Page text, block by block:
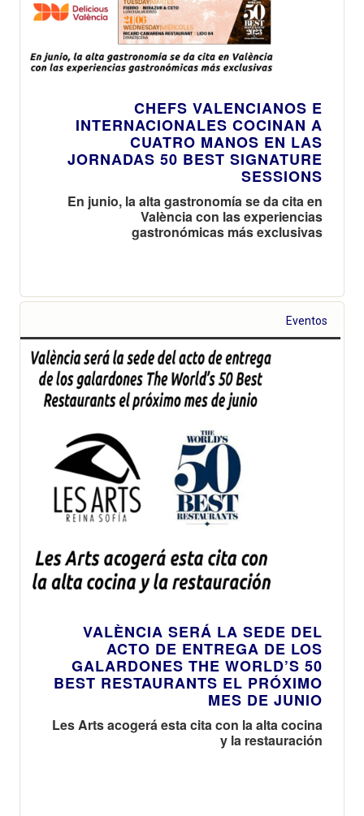
CHEFS VALENCIANOS E
INTERNACIONALES COCINAN A
CUATRO MANOS EN LAS
JORNADAS 50 BEST SIGNATURE
SESSIONS
En junio, la alta gastronomía se da cita en
València con las experiencias
gastronómicas más exclusivas
Eventos
VALÈNCIA SERÁ LA SEDE DEL
ACTO DE ENTREGA DE LOS
GALARDONES THE WORLD’S 50
BEST RESTAURANTS EL PRÓXIMO
MES DE JUNIO
Les Arts acogerá esta cita con la alta cocina
y la restauración